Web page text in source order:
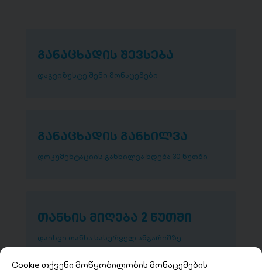
განაცხადის შევსება
დაგვიზუსტე შენი მონაცემები
განაცხადის განხილვა
დოკუმენტაციის განხილვა ხდება 30 წუთში
თანხის მიღება 2 წუთში
დაისვი თანხა სასურველ ანგარიშზე
Cookie თქვენი მოწყობილობის მონაცემების